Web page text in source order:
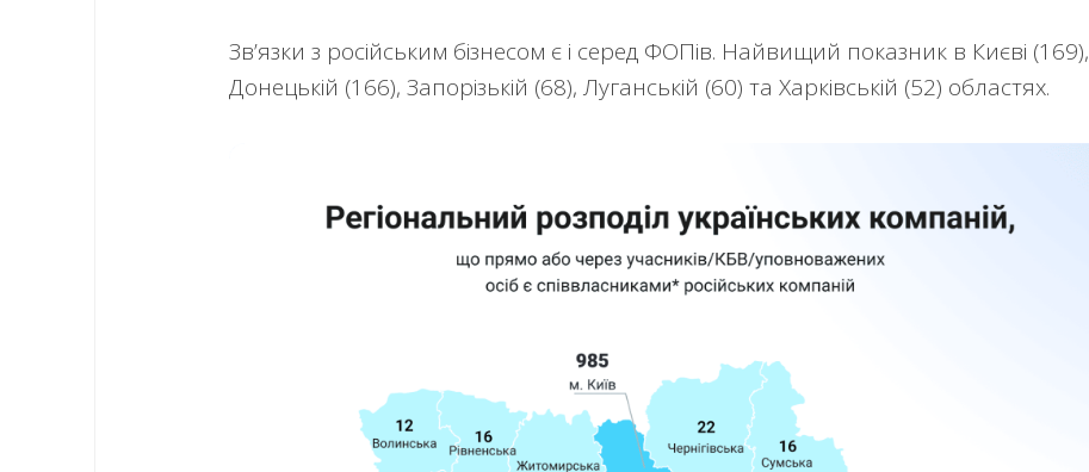
Зв’язки з російським бізнесом є і серед ФОПів. Найвищий показник в Києві (169),
Донецькій (166), Запорізькій (68), Луганській (60) та Харківській (52) областях.